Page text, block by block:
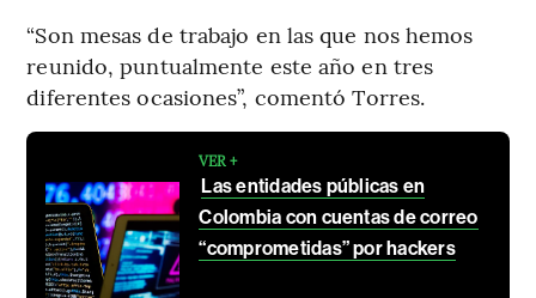
“Son mesas de trabajo en las que nos hemos
reunido, puntualmente este año en tres
diferentes ocasiones”, comentó Torres.
VER +
Las entidades públicas en
Colombia con cuentas de correo
“comprometidas” por hackers